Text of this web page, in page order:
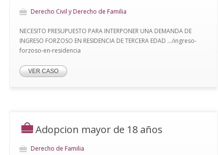
Derecho Civil y Derecho de Familia
NECESITO PRESUPUESTO PARA INTERPONER UNA DEMANDA DE
INGRESO FORZOSO EN RESIDENCIA DE TERCERA EDAD .../ingreso-
forzoso-en-residencia
VER CASO
Adopcion mayor de 18 años
Derecho de Familia